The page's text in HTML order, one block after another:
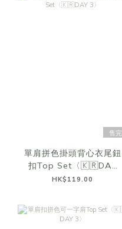
售完
單肩拼色掛頭背心衣尾鈕
扣Top Set〈🇰🇷DAY
3〉
HK$119.00